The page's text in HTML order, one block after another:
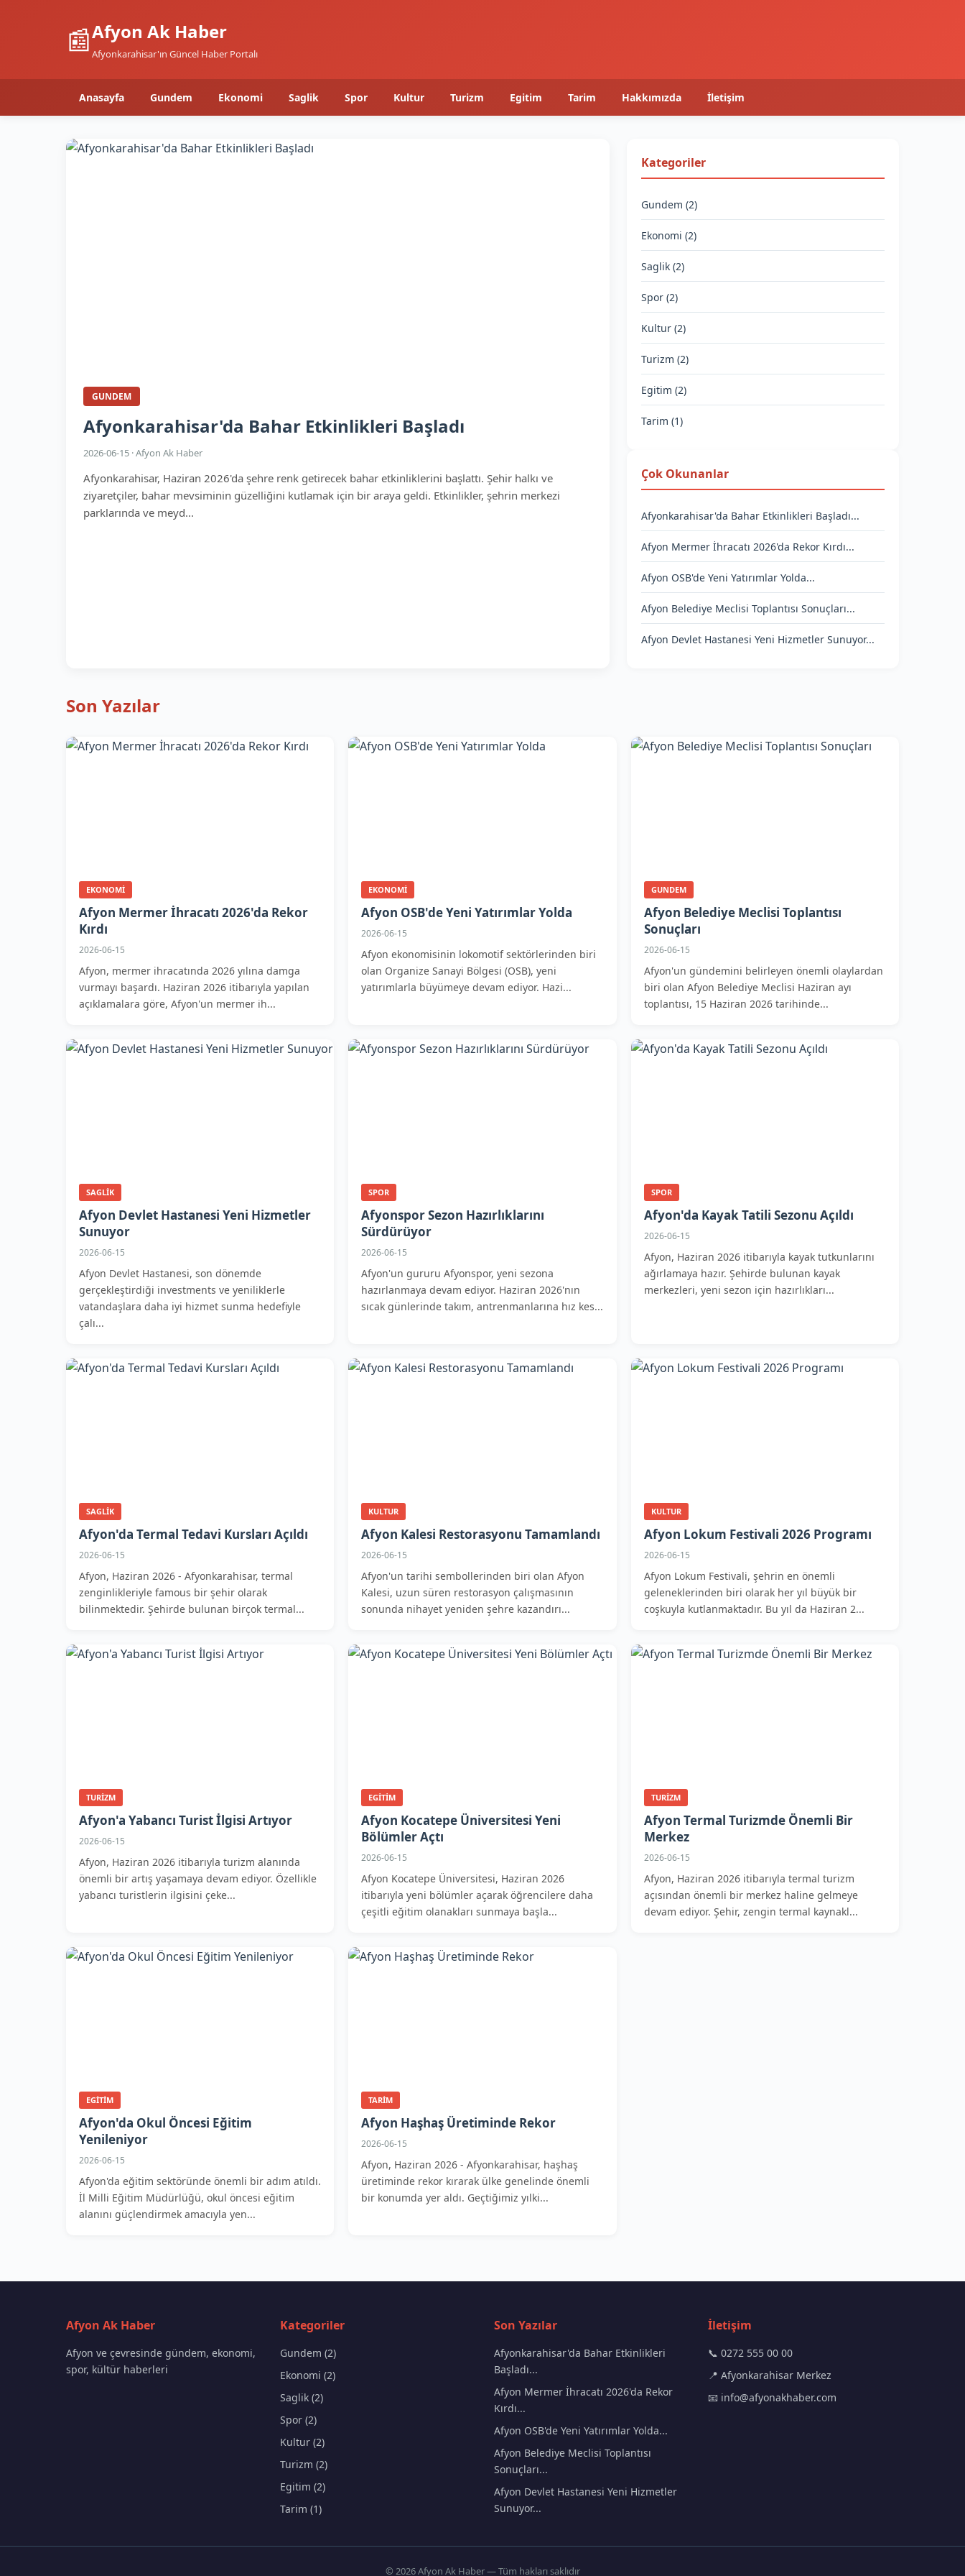
📰Afyon Ak Haber
Afyonkarahisar'ın Güncel Haber Portalı
Anasayfa Gundem Ekonomi Saglik Spor Kultur Turizm Egitim Tarim Hakkımızda İletişim
GUNDEM
Afyonkarahisar'da Bahar Etkinlikleri Başladı
2026-06-15 · Afyon Ak Haber
Afyonkarahisar, Haziran 2026'da şehre renk getirecek bahar etkinliklerini başlattı. Şehir halkı ve
ziyaretçiler, bahar mevsiminin güzelliğini kutlamak için bir araya geldi. Etkinlikler, şehrin merkezi
parklarında ve meyd...
Kategoriler
Gundem (2)
Ekonomi (2)
Saglik (2)
Spor (2)
Kultur (2)
Turizm (2)
Egitim (2)
Tarim (1)
Çok Okunanlar
Afyonkarahisar'da Bahar Etkinlikleri Başladı...
Afyon Mermer İhracatı 2026'da Rekor Kırdı...
Afyon OSB'de Yeni Yatırımlar Yolda...
Afyon Belediye Meclisi Toplantısı Sonuçları...
Afyon Devlet Hastanesi Yeni Hizmetler Sunuyor...
Son Yazılar
EKONOMI
Afyon Mermer İhracatı 2026'da Rekor
Kırdı
2026-06-15
Afyon, mermer ihracatında 2026 yılına damga
vurmayı başardı. Haziran 2026 itibarıyla yapılan
açıklamalara göre, Afyon'un mermer ih...
EKONOMI
Afyon OSB'de Yeni Yatırımlar Yolda
2026-06-15
Afyon ekonomisinin lokomotif sektörlerinden biri
olan Organize Sanayi Bölgesi (OSB), yeni
yatırımlarla büyümeye devam ediyor. Hazi...
GUNDEM
Afyon Belediye Meclisi Toplantısı
Sonuçları
2026-06-15
Afyon'un gündemini belirleyen önemli olaylardan
biri olan Afyon Belediye Meclisi Haziran ayı
toplantısı, 15 Haziran 2026 tarihinde...
SAGLIK
Afyon Devlet Hastanesi Yeni Hizmetler
Sunuyor
2026-06-15
Afyon Devlet Hastanesi, son dönemde
gerçekleştirdiği investments ve yeniliklerle
vatandaşlara daha iyi hizmet sunma hedefiyle
çalı...
SPOR
Afyonspor Sezon Hazırlıklarını
Sürdürüyor
2026-06-15
Afyon'un gururu Afyonspor, yeni sezona
hazırlanmaya devam ediyor. Haziran 2026'nın
sıcak günlerinde takım, antrenmanlarına hız kes...
SPOR
Afyon'da Kayak Tatili Sezonu Açıldı
2026-06-15
Afyon, Haziran 2026 itibarıyla kayak tutkunlarını
ağırlamaya hazır. Şehirde bulunan kayak
merkezleri, yeni sezon için hazırlıkları...
SAGLIK
Afyon'da Termal Tedavi Kursları Açıldı
2026-06-15
Afyon, Haziran 2026 - Afyonkarahisar, termal
zenginlikleriyle famous bir şehir olarak
bilinmektedir. Şehirde bulunan birçok termal...
KULTUR
Afyon Kalesi Restorasyonu Tamamlandı
2026-06-15
Afyon'un tarihi sembollerinden biri olan Afyon
Kalesi, uzun süren restorasyon çalışmasının
sonunda nihayet yeniden şehre kazandırı...
KULTUR
Afyon Lokum Festivali 2026 Programı
2026-06-15
Afyon Lokum Festivali, şehrin en önemli
geleneklerinden biri olarak her yıl büyük bir
coşkuyla kutlanmaktadır. Bu yıl da Haziran 2...
TURIZM
Afyon'a Yabancı Turist İlgisi Artıyor
2026-06-15
Afyon, Haziran 2026 itibarıyla turizm alanında
önemli bir artış yaşamaya devam ediyor. Özellikle
yabancı turistlerin ilgisini çeke...
EGITIM
Afyon Kocatepe Üniversitesi Yeni
Bölümler Açtı
2026-06-15
Afyon Kocatepe Üniversitesi, Haziran 2026
itibarıyla yeni bölümler açarak öğrencilere daha
çeşitli eğitim olanakları sunmaya başla...
TURIZM
Afyon Termal Turizmde Önemli Bir
Merkez
2026-06-15
Afyon, Haziran 2026 itibarıyla termal turizm
açısından önemli bir merkez haline gelmeye
devam ediyor. Şehir, zengin termal kaynakl...
EGITIM
Afyon'da Okul Öncesi Eğitim
Yenileniyor
2026-06-15
Afyon'da eğitim sektöründe önemli bir adım atıldı.
İl Milli Eğitim Müdürlüğü, okul öncesi eğitim
alanını güçlendirmek amacıyla yen...
TARIM
Afyon Haşhaş Üretiminde Rekor
2026-06-15
Afyon, Haziran 2026 - Afyonkarahisar, haşhaş
üretiminde rekor kırarak ülke genelinde önemli
bir konumda yer aldı. Geçtiğimiz yılki...
Afyon Ak Haber
Afyon ve çevresinde gündem, ekonomi,
spor, kültür haberleri
Kategoriler
Gundem (2)
Ekonomi (2)
Saglik (2)
Spor (2)
Kultur (2)
Turizm (2)
Egitim (2)
Tarim (1)
Son Yazılar
Afyonkarahisar'da Bahar Etkinlikleri
Başladı...
Afyon Mermer İhracatı 2026'da Rekor
Kırdı...
Afyon OSB'de Yeni Yatırımlar Yolda...
Afyon Belediye Meclisi Toplantısı
Sonuçları...
Afyon Devlet Hastanesi Yeni Hizmetler
Sunuyor...
İletişim
📞 0272 555 00 00
📍 Afyonkarahisar Merkez
📧 info@afyonakhaber.com
© 2026 Afyon Ak Haber — Tüm hakları saklıdır